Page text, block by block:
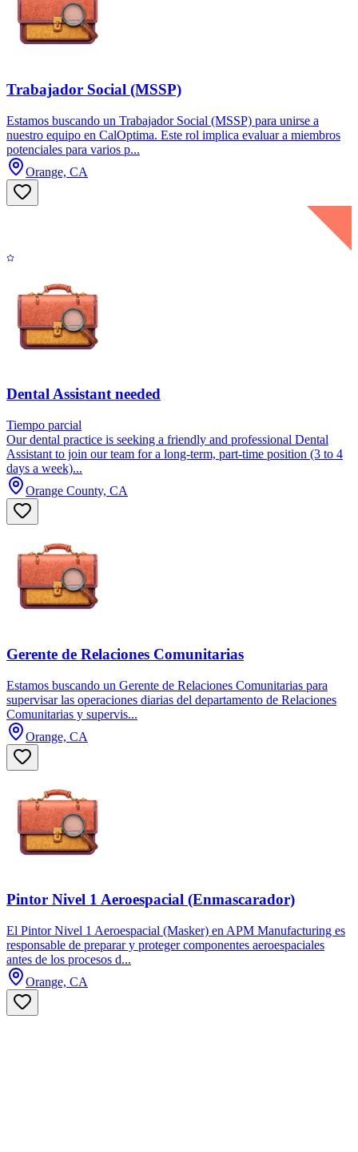
Trabajador Social (MSSP)
Estamos buscando un Trabajador Social (MSSP) para unirse a
nuestro equipo en CalOptima. Este rol implica evaluar a miembros
potenciales para varios p...
Orange, CA
Dental Assistant needed
Tiempo parcial
Our dental practice is seeking a friendly and professional Dental
Assistant to join our team for a long-term, part-time position (3 to 4
days a week)...
Orange County, CA
Gerente de Relaciones Comunitarias
Estamos buscando un Gerente de Relaciones Comunitarias para
supervisar las operaciones diarias del departamento de Relaciones
Comunitarias y supervis...
Orange, CA
Pintor Nivel 1 Aeroespacial (Enmascarador)
El Pintor Nivel 1 Aeroespacial (Masker) en APM Manufacturing es
responsable de preparar y proteger componentes aeroespaciales
antes de los procesos d...
Orange, CA